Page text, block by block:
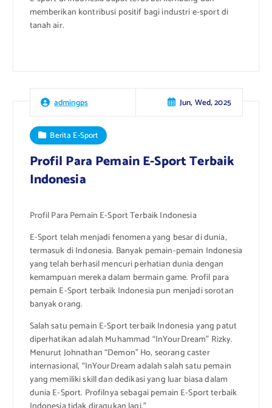
memberikan kontribusi positif bagi industri e-sport di
tanah air.
admingps Jun, Wed, 2025
Berita E-Sport
Profil Para Pemain E-Sport Terbaik
Indonesia
Profil Para Pemain E-Sport Terbaik Indonesia
E-Sport telah menjadi fenomena yang besar di dunia,
termasuk di Indonesia. Banyak pemain-pemain Indonesia
yang telah berhasil mencuri perhatian dunia dengan
kemampuan mereka dalam bermain game. Profil para
pemain E-Sport terbaik Indonesia pun menjadi sorotan
banyak orang.
Salah satu pemain E-Sport terbaik Indonesia yang patut
diperhatikan adalah Muhammad “InYourDream” Rizky.
Menurut Johnathan “Demon” Ho, seorang caster
internasional, “InYourDream adalah salah satu pemain
yang memiliki skill dan dedikasi yang luar biasa dalam
dunia E-Sport. Profilnya sebagai pemain E-Sport terbaik